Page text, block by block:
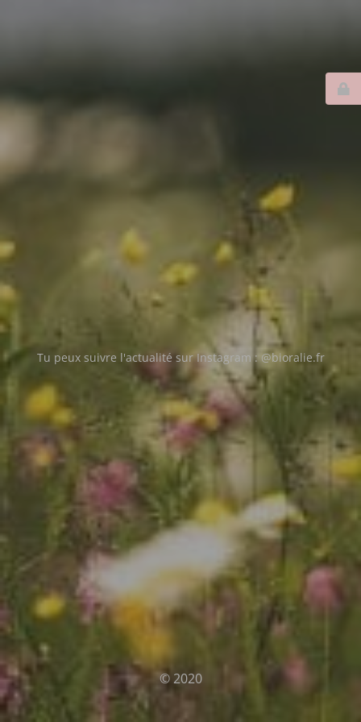
Tu peux suivre l'actualité sur Instagram : @bioralie.fr
© 2020